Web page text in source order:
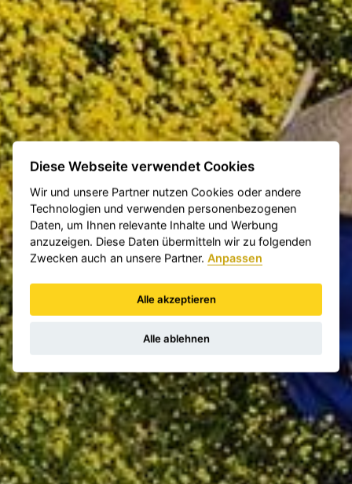
Diese Webseite verwendet Cookies
Wir und unsere Partner nutzen Cookies oder andere
Technologien und verwenden personenbezogenen
Daten, um Ihnen relevante Inhalte und Werbung
anzuzeigen. Diese Daten übermitteln wir zu folgenden
Zwecken auch an unsere Partner. Anpassen
Alle akzeptieren
Alle ablehnen